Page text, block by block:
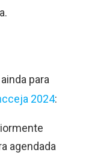
para
2024:
agendada